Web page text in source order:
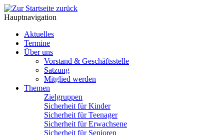
Hauptnavigation
Aktuelles
Termine
Über uns
Vorstand & Geschäftsstelle
Satzung
Mitglied werden
Themen
Zielgruppen
Sicherheit für Kinder
Sicherheit für Teenager
Sicherheit für Erwachsene
Sicherheit für Senioren